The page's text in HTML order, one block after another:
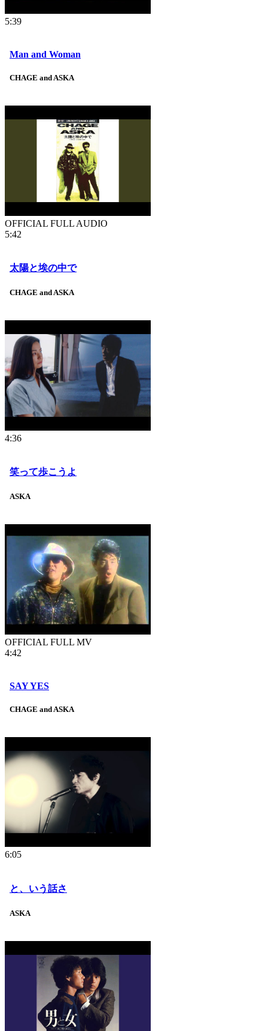
5:39
Man and Woman
CHAGE and ASKA
OFFICIAL FULL AUDIO
5:42
太陽と埃の中で
CHAGE and ASKA
4:36
笑って歩こうよ
ASKA
OFFICIAL FULL MV
4:42
SAY YES
CHAGE and ASKA
6:05
と、いう話さ
ASKA